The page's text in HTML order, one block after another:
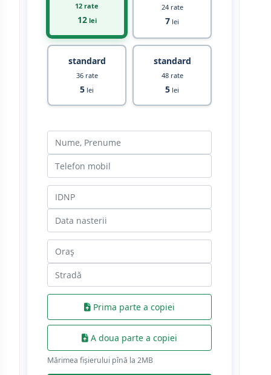
12 rate
12lei
24 rate
7 lei
standard
36 rate
5 lei
standard
48 rate
5 lei
Prima parte a copiei
A doua parte a copiei
Mărimea fișierului pînă la 2МB